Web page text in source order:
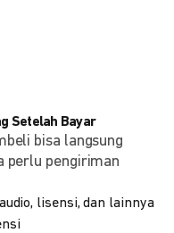
Setelah Bayar
bisa langsung
perlu pengiriman
lisensi, dan lainnya